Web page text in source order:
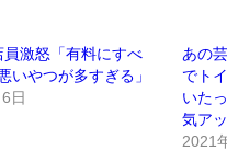
員激怒「有料にすべ
いやつが多すぎる」
日
あの
でト
いた
気ア
2021